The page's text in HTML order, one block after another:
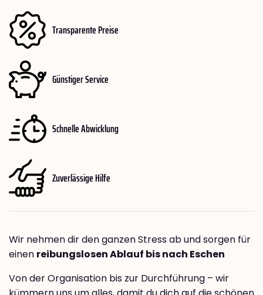
Transparente Preise
Günstiger Service
Schnelle Abwicklung
Zuverlässige Hilfe
Wir nehmen dir den ganzen Stress ab und sorgen für
einen reibungslosen Ablauf bis nach Eschen
Von der Organisation bis zur Durchführung – wir